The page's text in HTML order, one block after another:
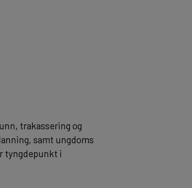
trakassering og
samt ungdoms
tyngdepunkt i